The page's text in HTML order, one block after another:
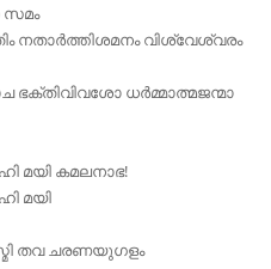
നതാർത്തിശമനം വിശ്വേശ്വരം
ഭക്തിവിവശോ ധർമ്മാത്മജന്മാ
മയി കമലനാഭ!
മയി
തവ ചരണയുഗളം